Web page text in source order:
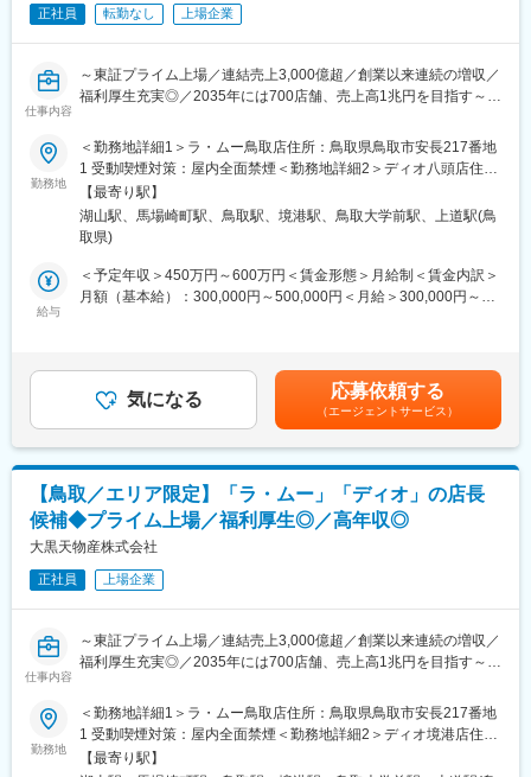
■店舗毎の組織構成：
店舗によって異なりますが、社員6～10名、パート・アルバイト
■当社の強み：
画で競合店との差別化を図り、地域密着型のディスカウントスト
アとして愛されています。
・さまざまな指数でのデータ分析でIT技術を活用したり、訴求力
の高い売場づくりを行うことで独自のローコストオペレーション
で圧倒的な低価格を実現しています。
続けるために「2035年に700店舗を出店する」目標を掲げ、本部
と現場が密に連絡を取り合いながらサービス改善を行うための体
変更の範囲：会社の定める業務
正社員 転勤なし 上場企業
仕事内容
～東証プライム上場／連結売上3,000億超／創業以来連続の増収／
福利厚生充実◎／2035年には700店舗、売上高1兆円を目指す～
■業務内容：
同社が運営するメガ・ディスカウントストア「ラ・ムー」やスー
パーディスカウントストア「ディオ」の店舗スタッフとしての業
務をお任せします。上記店舗は現在全国233店舗以上に拡大中。
業界トップクラスの成長率を誇る好調企業で、店舗の繁栄にご活
躍いただける方を募集します！
■業務詳細：
・各店舗での売上管理、在庫・コスト・発注管理
・店舗メンバー（パート・アルバイト）の労務管理ほか
■キャリアパス：
メンバーの場合は店舗スタッフ、店長補佐から始まり、入社後3ヶ
月で店長、店長経験後にバイヤー・SV・店舗開発などのキャリア
パスをご用意しています。将来キャリアとしては本社、本部など
の管理部門などへの異動もチャレンジ可能です。
■店舗毎の組織構成：
店舗によって異なりますが、社員6～10名、パート・アルバイト
■当社の強み：
画で競合店との差別化を図り、地域密着型のディスカウントスト
アとして愛されています。
・さまざまな指数でのデータ分析でIT技術を活用したり、訴求力
勤務地
＜勤務地詳細1＞ラ・ムー鳥取店住所：鳥取県鳥取市安長217番地
1 受動喫煙対策：屋内全面禁煙＜勤務地詳細2＞ディオ八頭店住
所：鳥取県八頭郡八頭町奥谷（ヤズグンヤズチョウオクタニ）
112番地1 受動喫煙対策：屋内全面禁煙＜勤務地詳細3＞ディオ境
港店住所：鳥取県境港市蓮池町76番地 受動喫煙対策：屋内全面禁
【最寄り駅】
湖山駅、馬場崎町駅、鳥取駅、境港駅、鳥取大学前駅、上道駅(鳥
取県)
給与
＜予定年収＞450万円～600万円＜賃金形態＞月給制＜賃金内訳＞
月額（基本給）：300,000円～500,000円＜月給＞300,000円～
す。月給(月額)は固定手当を含めた表記です。
気になる 応募依頼する
（エージェントサービス）
【鳥取／エリア限定】「ラ・ムー」「ディオ」の店長
候補◆プライム上場／福利厚生◎／高年収◎
大黒天物産株式会社
正社員 上場企業
仕事内容
～東証プライム上場／連結売上3,000億超／創業以来連続の増収／
福利厚生充実◎／2035年には700店舗、売上高1兆円を目指す～
■業務内容：
同社が運営するメガ・ディスカウントストア「ラ・ムー」やスー
パーディスカウントストア「ディオ」の店舗スタッフとしての業
務をお任せします。上記店舗は現在全国233店舗以上に拡大中。
勤務地
＜勤務地詳細1＞ラ・ムー鳥取店住所：鳥取県鳥取市安長217番地
1 受動喫煙対策：屋内全面禁煙＜勤務地詳細2＞ディオ境港店住
所：鳥取県境港市蓮池町76番地 受動喫煙対策：屋内全面禁煙＜勤
【最寄り駅】